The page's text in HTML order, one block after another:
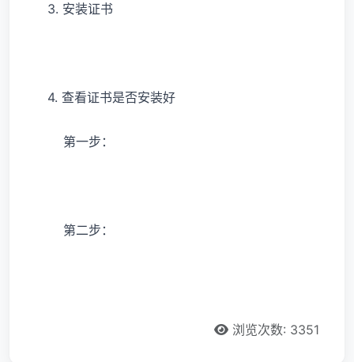
3. 安装证书
4. 查看证书是否安装好
第一步：
第二步：
浏览次数: 3351